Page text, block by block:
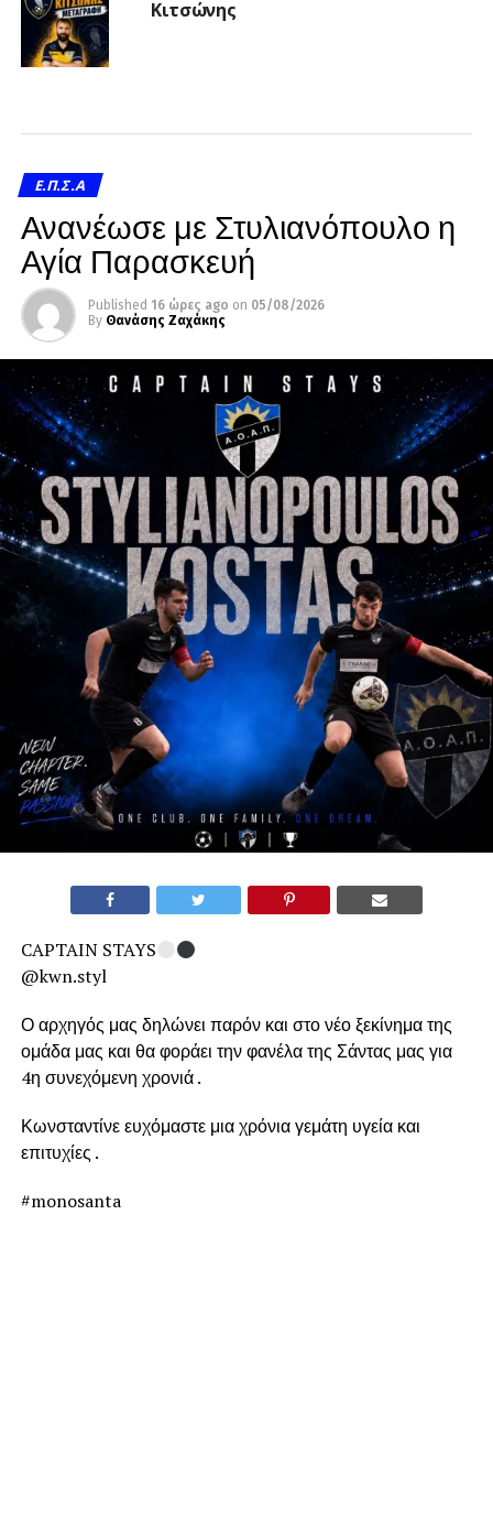
Κιτσώνης
Ε.Π.Σ.Α
Ανανέωσε με Στυλιανόπουλο η
Αγία Παρασκευή
Published 16 ώρες ago on 05/08/2026
By Θανάσης Ζαχάκης
CAPTAIN STAYS
@kwn.styl
Ο αρχηγός μας δηλώνει παρόν και στο νέο ξεκίνημα της
ομάδα μας και θα φοράει την φανέλα της Σάντας μας για
4η συνεχόμενη χρονιά .
Κωνσταντίνε ευχόμαστε μια χρόνια γεμάτη υγεία και
επιτυχίες .
#monosanta